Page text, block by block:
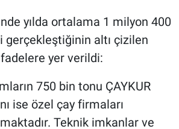
yılda ortalama 1 milyon 400
gerçekleştiğinin altı çizilen
yer verildi:
750 bin tonu ÇAYKUR
ise özel çay firmaları
Teknik imkanlar ve